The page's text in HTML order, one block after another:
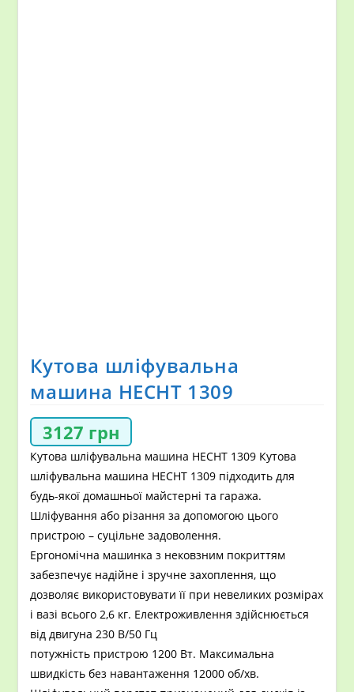
Кутова шліфувальна
машина HECHT 1309
3127 грн
Кутова шліфувальна машина HECHT 1309 Кутова
шліфувальна машина HECHT 1309 підходить для
будь-якої домашньої майстерні та гаража.
Шліфування або різання за допомогою цього
пристрою – суцільне задоволення.
Ергономічна машинка з нековзним покриттям
забезпечує надійне і зручне захоплення, що
дозволяє використовувати її при невеликих розмірах
і вазі всього 2,6 кг. Електроживлення здійснюється
від двигуна 230 В/50 Гц
потужність пристрою 1200 Вт. Максимальна
швидкість без навантаження 12000 об/хв.